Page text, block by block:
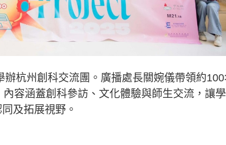
杭州創科交流團。廣播處長關婉儀帶領約100
容涵蓋創科參訪、文化體驗與師生交流，讓
及拓展視野。